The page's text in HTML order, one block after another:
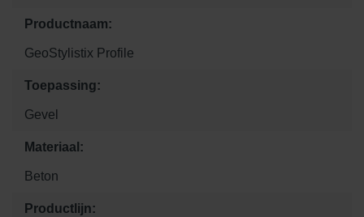
Productnaam:
GeoStylistix Profile
Toepassing:
Gevel
Materiaal:
Beton
Productlijn: